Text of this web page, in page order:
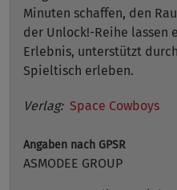
Minuten schaffen, den
der Unlock!-Reihe lassen
Erlebnis, unterstützt
Spieltisch erleben.
Verlag: Space Cowboys
Angaben nach GPSR
ASMODEE GROUP